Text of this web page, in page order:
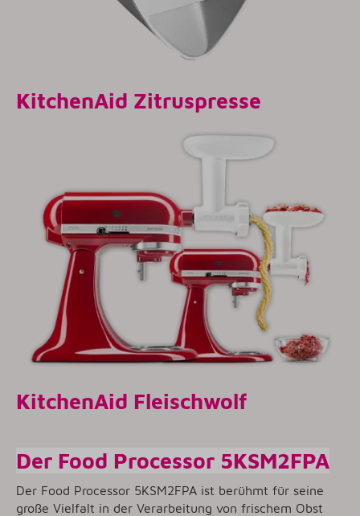
KitchenAid Zitruspresse
KitchenAid Fleischwolf
Der Food Processor 5KSM2FPA
Der Food Processor 5KSM2FPA ist berühmt für seine
große Vielfalt in der Verarbeitung von frischem Obst